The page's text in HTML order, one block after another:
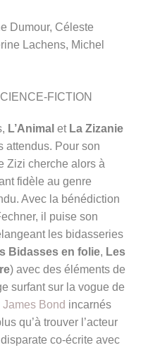
Dumour, Céleste
Lachens, Michel
FICTION
L’Animal et La Zizanie
attendus. Pour son
Zizi cherche alors à
fidèle au genre
Avec la bénédiction
il puise son
les bidasseries
Bidasses en folie, Les
) avec des éléments de
surfant sur la vogue de
James Bond incarnés
qu’à trouver l’acteur
co-écrite avec